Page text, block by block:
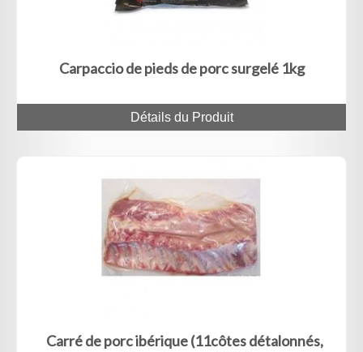
Carpaccio de pieds de porc surgelé 1kg
Détails du Produit
Carré de porc ibérique (11côtes détalonnés,